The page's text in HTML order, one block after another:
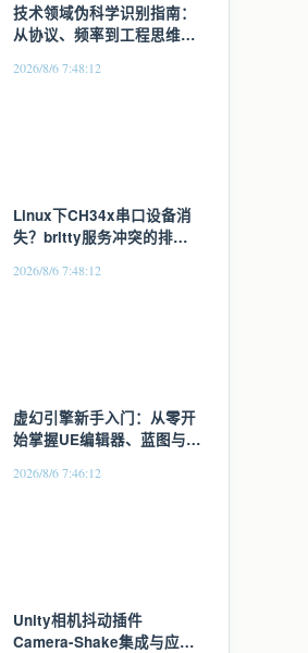
技术领域伪科学识别指南：
从协议、频率到工程思维的
2026/8/6 7:48:12
Linux下CH34x串口设备消
失？brltty服务冲突的排查
2026/8/6 7:48:12
虚幻引擎新手入门：从零开
始掌握UE编辑器、蓝图与项
2026/8/6 7:46:12
Unity相机抖动插件
Camera-Shake集成与应用